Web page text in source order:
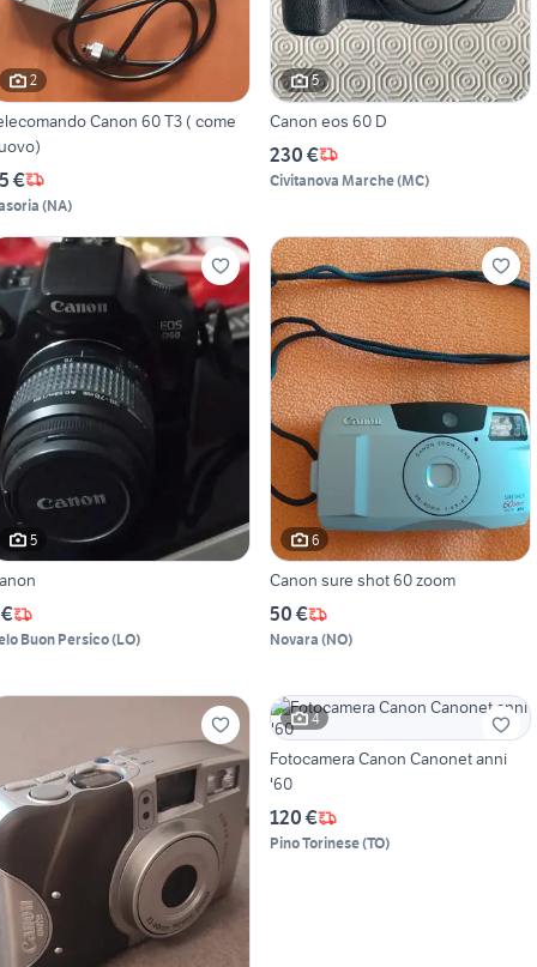
2
Canon 60 T3 ( come
€
(NA)
5
Canon eos 60 D
230 €
Civitanova Marche(MC)
5
Buon Persico(LO)
6
Canon sure shot 60 zoom
50 €
Novara (NO)
4
Fotocamera Canon Canonet anni
'60
120 €
Pino Torinese(TO)